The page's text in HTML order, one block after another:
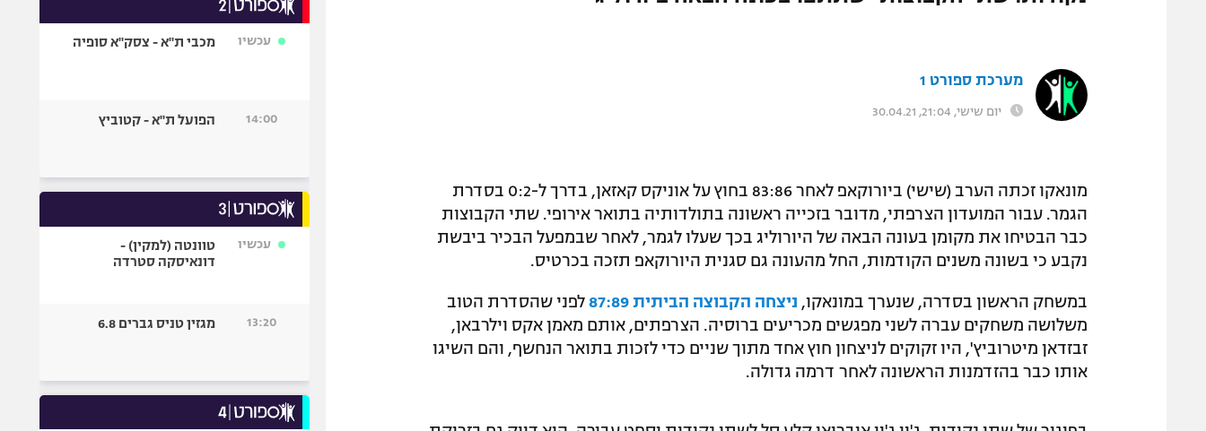
מערכת ספורט 1
יום שישי, 21:04, 30.04.21
מונאקו זכתה הערב (שישי) ביורוקאפ לאחר 83:86 בחוץ על אוניקס קאזאן, בדרך ל-0:2 בסדרת
הגמר. עבור המועדון הצרפתי, מדובר בזכייה ראשונה בתולדותיה בתואר אירופי. שתי הקבוצות
כבר הבטיחו את מקומן בעונה הבאה של היורוליג בכך שעלו לגמר, לאחר שבמפעל הבכיר ביבשת
נקבע כי בשונה משנים הקודמות, החל מהעונה גם סגנית היורוקאפ תזכה בכרטיס.
במשחק הראשון בסדרה, שנערך במונאקו, ניצחה הקבוצה הביתית 87:89
לפני שהסדרת הטוב
משלושה משחקים עברה לשני מפגשים מכריעים ברוסיה. הצרפתים, אותם מאמן אקס וילרבאן,
זבזדאן מיטרוביץ', היו זקוקים לניצחון חוץ אחד מתוך שניים כדי לזכות בתואר הנחשף, והם השיגו
אותו כבר בהזדמנות הראשונה לאחר דרמה גדולה.
עכשיו מכבי ת"א - צסק"א סופיה
14:00 הפועל ת"א - קטוביץ
עכשיו
טוונטה (למקין) -
דונאיסקה סטרדה
13:20 מגזין טניס גברים 6.8